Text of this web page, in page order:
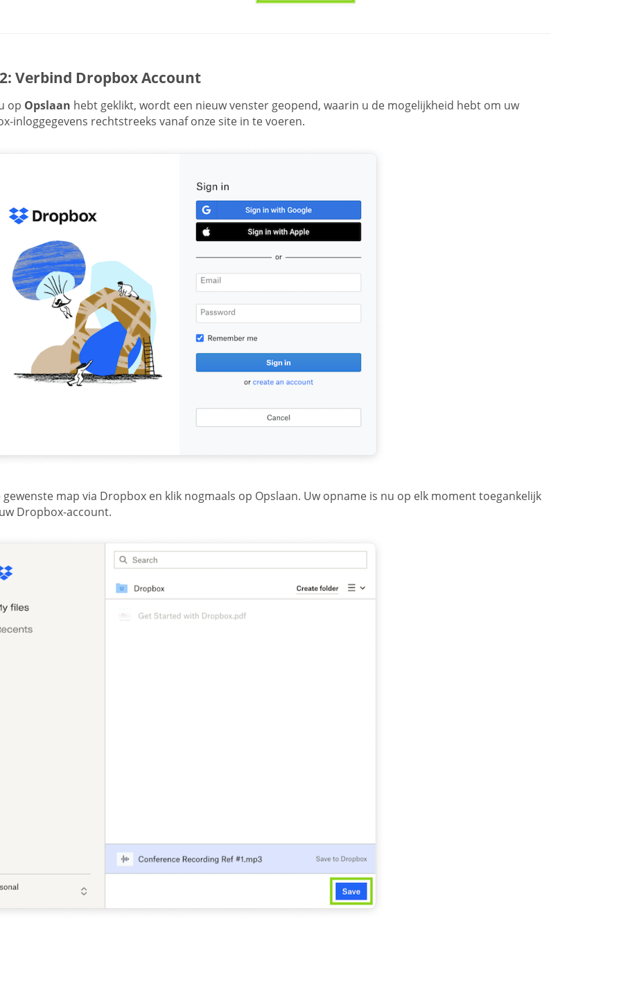
Verbind Dropbox Account
op Opslaan hebt geklikt, wordt een nieuw venster geopend, waarin u de mogelijkheid hebt om uw
inloggegevens rechtstreeks vanaf onze site in te voeren.
gewenste map via Dropbox en klik nogmaals op Opslaan. Uw opname is nu op elk moment toegankelijk
Dropbox-account.